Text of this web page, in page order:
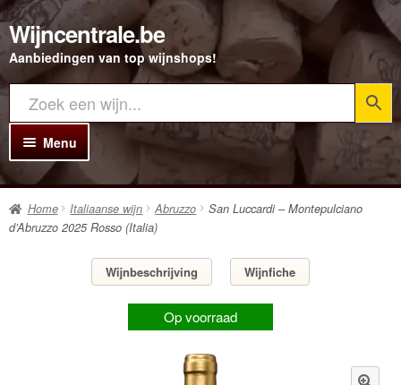
Ga
door
naar
navigatie
Ga
direct
naar
inhoud
Wijncentrale.be
Aanbiedingen van top wijnshops!
Menu
Home
Alle Wijnen
Rode wijn
Witte wijn
Rosé wijn
Bubbels
Home Italiaanse wijn Abruzzo
San Luccardi – Montepulciano
d’Abruzzo 2025 Rosso (Italia)
Wijnbeschrijving Wijnfiche
Op voorraad